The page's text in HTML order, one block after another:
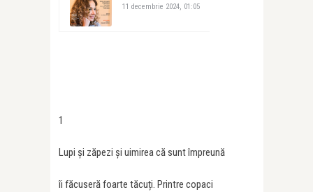
11 decembrie 2024, 01:05
1
Lupi și zăpezi și uimirea că sunt împreună
îi făcuseră foarte tăcuți. Printre copaci